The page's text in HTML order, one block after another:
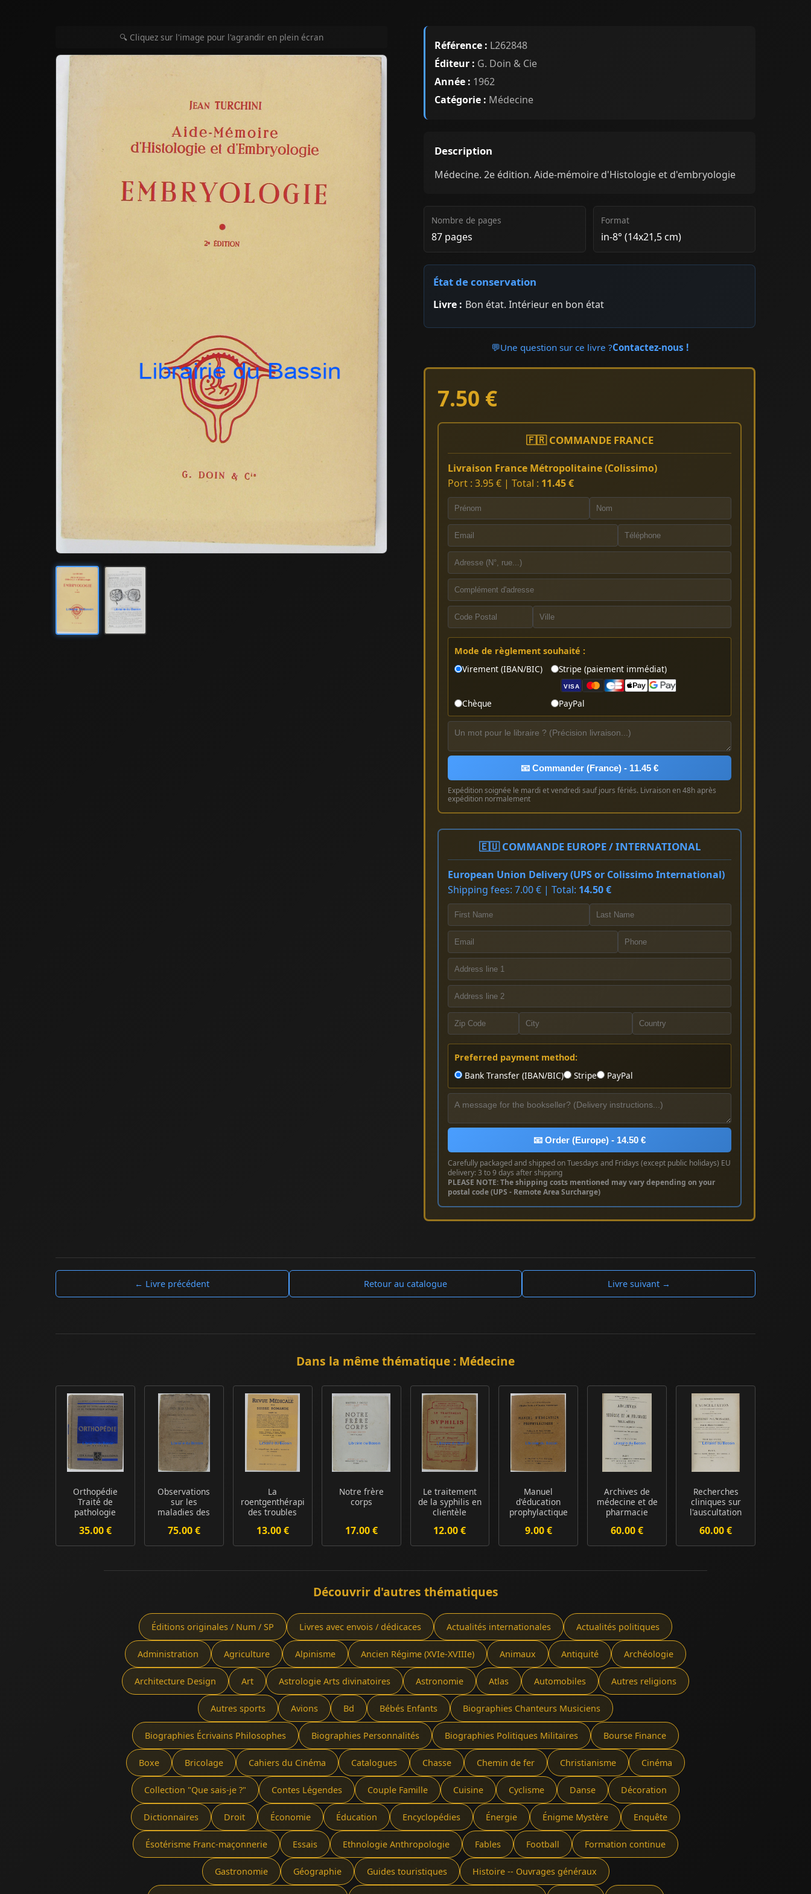
🔍 Cliquez sur l'image pour l'agrandir en plein écran
Référence : L262848
Éditeur : G. Doin & Cie
Année : 1962
Catégorie : Médecine
Description
Médecine. 2e édition. Aide-mémoire d'Histologie et d'embryologie
Nombre de pages
87 pages
Format
in-8° (14x21,5 cm)
État de conservation
Livre : Bon état. Intérieur en bon état
💬Une question sur ce livre ?Contactez-nous !
7.50 €
🇫🇷 COMMANDE FRANCE
Livraison France Métropolitaine (Colissimo)
Port : 3.95 € | Total : 11.45 €
Mode de règlement souhaité :
Virement (IBAN/BIC)
Stripe (paiement immédiat)
VISA
Chèque PayPal
📧 Commander (France) - 11.45 €
Expédition soignée le mardi et vendredi sauf jours fériés. Livraison en 48h après
expédition normalement
🇪🇺 COMMANDE EUROPE / INTERNATIONAL
European Union Delivery (UPS or Colissimo International)
Shipping fees: 7.00 € | Total: 14.50 €
Preferred payment method:
Bank Transfer (IBAN/BIC)
Stripe PayPal
📧 Order (Europe) - 14.50 €
Carefully packaged and shipped on Tuesdays and Fridays (except public holidays) EU
delivery: 3 to 9 days after shipping
PLEASE NOTE: The shipping costs mentioned may vary depending on your
postal code (UPS - Remote Area Surcharge)
← Livre précédent Retour au catalogue Livre suivant →
Dans la même thématique : Médecine
Orthopédie
Traité de
pathologie
thérapeu...
35.00 €
Observations
sur les
maladies des
urinai...
75.00 €
La
roentgenthérapie
des troubles
des extré...
13.00 €
Notre frère
corps
17.00 €
Le traitement
de la syphilis en
clientèle
12.00 €
Manuel
d'éducation
prophylactique
maladies v...
9.00 €
Archives de
médecine et de
pharmacie
24...
60.00 €
Recherches
cliniques sur
l'auscultation
res...
60.00 €
Découvrir d'autres thématiques
Éditions originales / Num / SP Livres avec envois / dédicaces Actualités internationales Actualités politiques
Administration Agriculture Alpinisme Ancien Régime (XVIe-XVIIIe) Animaux Antiquité Archéologie
Architecture Design Art Astrologie Arts divinatoires Astronomie Atlas Automobiles Autres religions
Autres sports Avions Bd Bébés Enfants Biographies Chanteurs Musiciens
Biographies Écrivains Philosophes Biographies Personnalités Biographies Politiques Militaires Bourse Finance
Boxe Bricolage Cahiers du Cinéma Catalogues Chasse Chemin de fer Christianisme Cinéma
Collection "Que sais-je ?" Contes Légendes Couple Famille Cuisine Cyclisme Danse Décoration
Dictionnaires Droit Économie Éducation Encyclopédies Énergie Énigme Mystère Enquête
Ésotérisme Franc-maçonnerie Essais Ethnologie Anthropologie Fables Football Formation continue
Gastronomie Géographie Guides touristiques Histoire -- Ouvrages généraux